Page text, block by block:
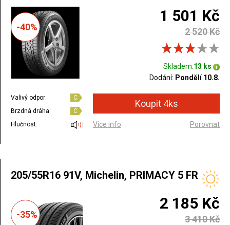
-40%
1 501 Kč
2 520 Kč
Skladem:13 ks
Dodání: Pondělí 10.8.
Valivý odpor:
C
Brzdná dráha:
C
Hlučnost:
Více info Porovnat
205/55R16 91V, Michelin, PRIMACY 5 FR
-35%
2 185 Kč
3 410 Kč